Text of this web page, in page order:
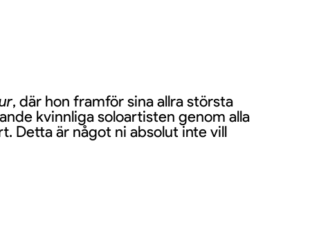
, där hon framför sina allra största
kvinnliga soloartisten genom alla
Detta är något ni absolut inte vill